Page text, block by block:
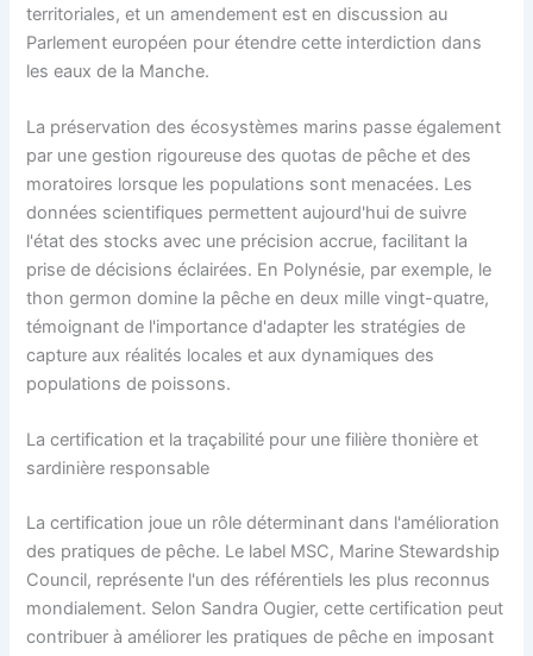
territoriales, et un amendement est en discussion au
Parlement européen pour étendre cette interdiction dans
les eaux de la Manche.
La préservation des écosystèmes marins passe également
par une gestion rigoureuse des quotas de pêche et des
moratoires lorsque les populations sont menacées. Les
données scientifiques permettent aujourd'hui de suivre
l'état des stocks avec une précision accrue, facilitant la
prise de décisions éclairées. En Polynésie, par exemple, le
thon germon domine la pêche en deux mille vingt-quatre,
témoignant de l'importance d'adapter les stratégies de
capture aux réalités locales et aux dynamiques des
populations de poissons.
La certification et la traçabilité pour une filière thonière et
sardinière responsable
La certification joue un rôle déterminant dans l'amélioration
des pratiques de pêche. Le label MSC, Marine Stewardship
Council, représente l'un des référentiels les plus reconnus
mondialement. Selon Sandra Ougier, cette certification peut
contribuer à améliorer les pratiques de pêche en imposant